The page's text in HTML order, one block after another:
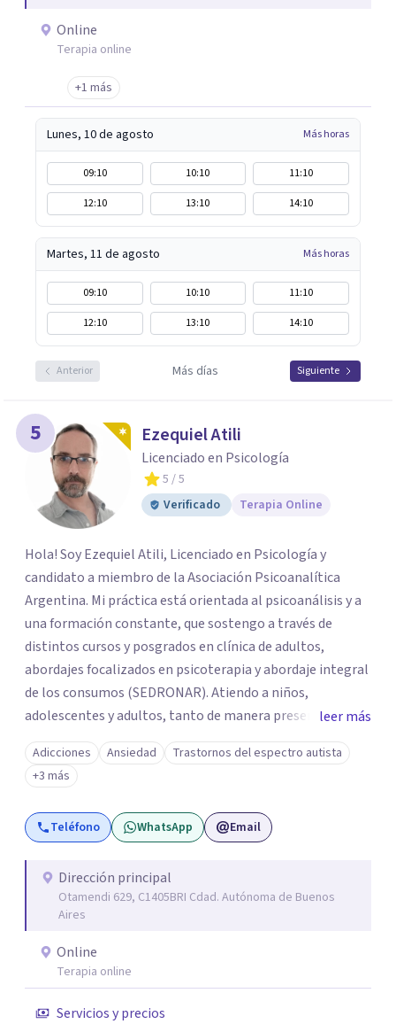
Online
Terapia online
+1 más
Lunes, 10 de agosto Más horas
09:10 10:10
11:10
12:10
13:10 14:10
Martes, 11 de agosto Más horas
09:10 10:10
11:10
12:10
13:10 14:10
Anterior Más días Siguiente
5 Ezequiel Atili
Licenciado en Psicología
5 / 5
Verificado
Terapia Online
Hola! Soy Ezequiel Atili, Licenciado en Psicología y
candidato a miembro de la Asociación Psicoanalítica
Argentina. Mi práctica está orientada al psicoanálisis y a
una formación constante, que sostengo a través de
distintos cursos y posgrados en clínica de adultos,
abordajes focalizados en psicoterapia y abordaje integral
de los consumos (SEDRONAR). Atiendo a niños,
adolescentes y adultos, tanto de manera presencial
como online. Trabajo con distintas problemáticas como
depresión, ataques de pánico, adicciones, trastornos
alimentarios, trastornos del espectro autista (TEA) y
otras situaciones que generan malestar. Entiendo que
cada persona llega con una historia única, por eso el
quien consulta.
leer más
Adicciones Ansiedad
Trastornos del espectro autista
+3 más
Teléfono WhatsApp Email
Dirección principal
Otamendi 629, C1405BRI Cdad. Autónoma de Buenos
Aires
Online
Terapia online
Servicios y precios